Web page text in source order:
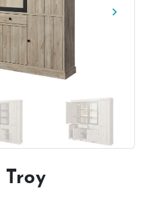
keyboard_arrow_right